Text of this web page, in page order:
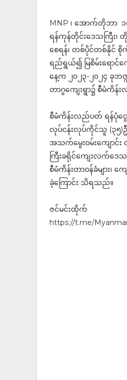
MNP ၊ အောက်တိုဘာ ၁
ရန်ကုန်တိုင်းဒေသကြီး၊
စေရန်၊ တစ်ပိုင်တစ်နိုင် စိုက်
ရည်ရွယ်၍ မြစိမ်းရော
နေ့က ၂၀၂၃-၂၀၂၄ ခုဘ
တာဂွကျေးရွာ၌ စီမံကိန်
စီမံကိန်းလည်ပတ် ရန်ပုံငွေမ
လုပ်ငန်းလုပ်ကိုင်သူ (၃၅)ဦ
အသက်မွေးဝမ်းကျောင်း
ကြီးခရိုင်ကျေးလက်ဒေသ
စီမံကိန်းတာဝန်ခံများ၊
ခဲ့ကြောင်း သိရသည်။
ဇင်မင်းထိုက်
https://t.me/